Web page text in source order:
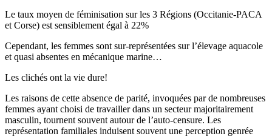
Le taux moyen de féminisation sur les 3 Régions (Occitanie-PACA
et Corse) est sensiblement égal à 22%
Cependant, les femmes sont sur-représentées sur l’élevage aquacole
et quasi absentes en mécanique marine…
Les clichés ont la vie dure!
Les raisons de cette absence de parité, invoquées par de nombreuses
femmes ayant choisi de travailler dans un secteur majoritairement
masculin, tournent souvent autour de l’auto-censure. Les
représentation familiales induisent souvent une perception genrée